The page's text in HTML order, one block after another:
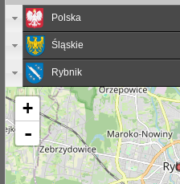
Polska
Śląskie
Rybnik
+
-